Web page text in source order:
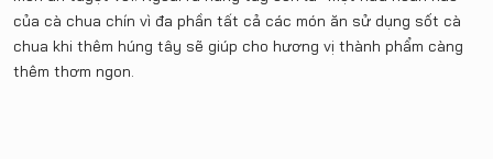
của cà chua chín vì đa phần tất cả các món ăn sử dụng sốt cà
chua khi thêm húng tây sẽ giúp cho hương vị thành phẩm càng
thêm thơm ngon.